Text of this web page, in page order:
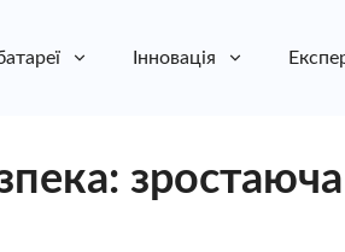
Інновація